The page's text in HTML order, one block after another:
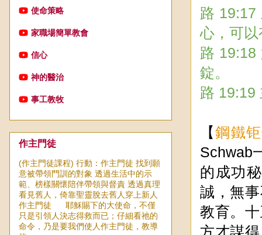
路 19:17
心，可
路 19:18
錠。
路 19:19
【鋼鐵
Schwab
的成功
誠，無
教育。
使命策略
家職場簡單教會
信心
神的醫治
事工教牧
作主門徒
(作主門徒課程) 行動：作主門徒 找到願
意被帶領門訓的對象 透過生活中的示
範、榜樣關懷陪伴帶領與督責 透過真理
看見舊人，倚靠聖靈脫去舊人穿上新人
作主門徒 耶穌賜下的大使命，不僅
只是引領人決志得救而已；仔細看祂的
命令，乃是要我們使人作主門徒，教導